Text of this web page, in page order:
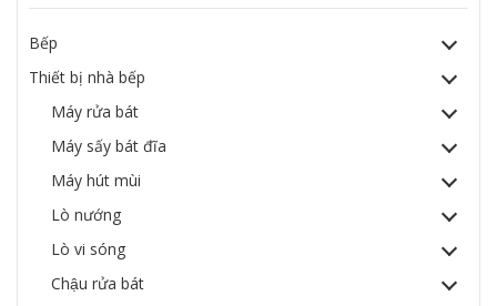
Bếp
Thiết bị nhà bếp
Máy rửa bát
Máy sấy bát đĩa
Máy hút mùi
Lò nướng
Lò vi sóng
Chậu rửa bát